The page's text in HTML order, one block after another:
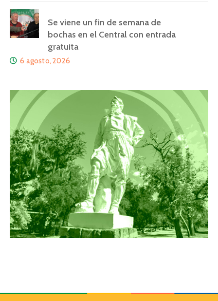
Se viene un fin de semana de
bochas en el Central con entrada
gratuita
6 agosto, 2026